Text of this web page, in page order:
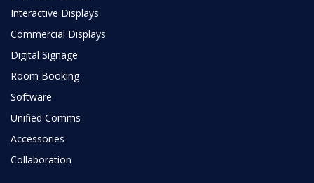
Interactive Displays
Commercial Displays
Digital Signage
Room Booking
Software
Unified Comms
Accessories
Collaboration